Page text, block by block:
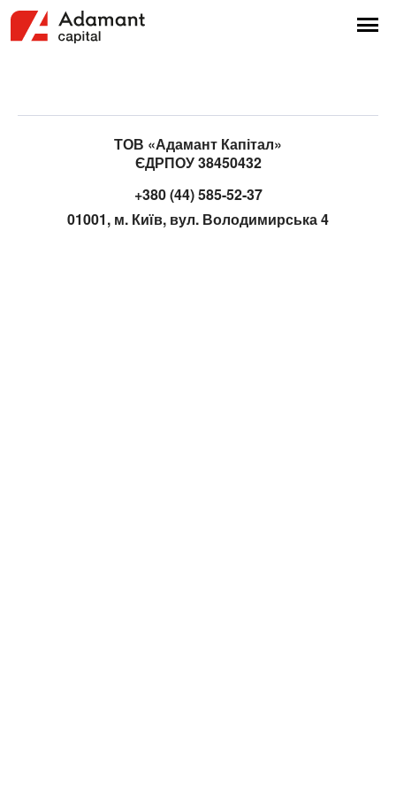
ТОВ «Адамант Капітал»
ЄДРПОУ 38450432
+380 (44) 585-52-37
01001, м. Київ, вул. Володимирська 4